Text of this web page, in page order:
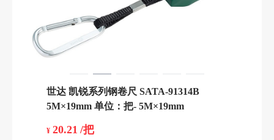
世达 凯锐系列钢卷尺 SATA-91314B
5M×19mm 单位：把- 5M×19mm
¥ 20.21 /把